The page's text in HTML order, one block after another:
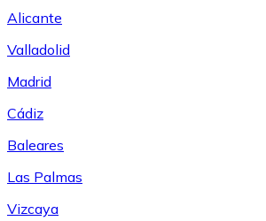
Alicante
Valladolid
Madrid
Cádiz
Baleares
Las Palmas
Vizcaya